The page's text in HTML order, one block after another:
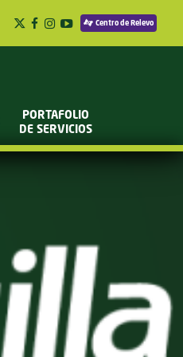
Centro de Relevo
PORTAFOLIO
DE SERVICIOS